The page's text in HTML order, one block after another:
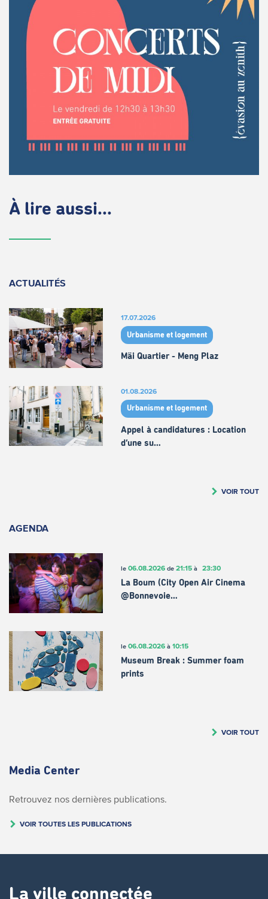
À lire aussi...
ACTUALITÉS
17.07.2026
Urbanisme et logement
Mäi Quartier - Meng Plaz
01.08.2026
Urbanisme et logement
Appel à candidatures : Location
d’une su…
VOIR TOUT
AGENDA
le 06.08.2026de 21:15à 23:30
La Boum (City Open Air Cinema
@Bonnevoie…
le 06.08.2026à 10:15
Museum Break : Summer foam
prints
VOIR TOUT
Media Center
Retrouvez nos dernières publications.
VOIR TOUTES LES PUBLICATIONS
La ville connectée